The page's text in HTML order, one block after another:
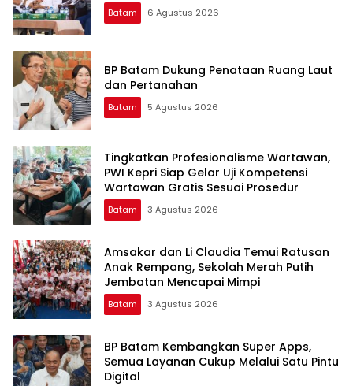
Batam 6 Agustus 2026
BP Batam Dukung Penataan Ruang Laut
dan Pertanahan
Batam 5 Agustus 2026
Tingkatkan Profesionalisme Wartawan,
PWI Kepri Siap Gelar Uji Kompetensi
Wartawan Gratis Sesuai Prosedur
Batam 3 Agustus 2026
Amsakar dan Li Claudia Temui Ratusan
Anak Rempang, Sekolah Merah Putih
Jembatan Mencapai Mimpi
Batam 3 Agustus 2026
BP Batam Kembangkan Super Apps,
Semua Layanan Cukup Melalui Satu Pintu
Digital